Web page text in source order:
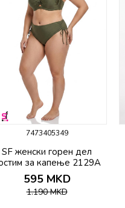
7473405349
SF женски горeн дел
за капење 2129A
595 MKD
1.190MKD